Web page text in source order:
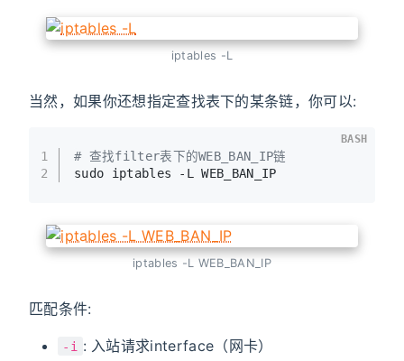
iptables -L
当然，如果你还想指定查找表下的某条链，你可以:
1
2
# 查找filter表下的WEB_BAN_IP链
sudo iptables -L WEB_BAN_IP
BASH
iptables -L WEB_BAN_IP
匹配条件:
-i : 入站请求interface（网卡）